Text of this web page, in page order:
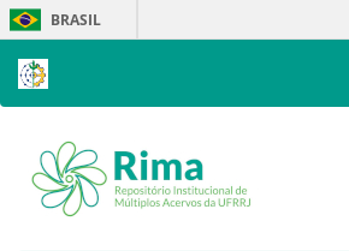
Skip
navigation
BRASIL